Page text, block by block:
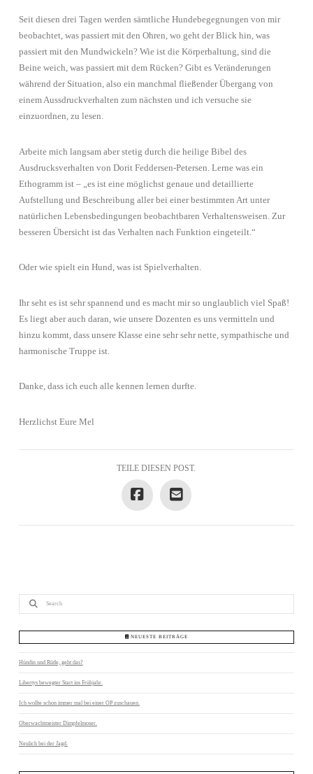
Seit diesen drei Tagen werden sämtliche Hundebegegnungen von mir
beobachtet, was passiert mit den Ohren, wo geht der Blick hin, was
passiert mit den Mundwickeln? Wie ist die Körperhaltung, sind die
Beine weich, was passiert mit dem Rücken? Gibt es Veränderungen
während der Situation, also ein manchmal fließender Übergang von
einem Aussdruckverhalten zum nächsten und ich versuche sie
einzuordnen, zu lesen.
Arbeite mich langsam aber stetig durch die heilige Bibel des
Ausdrucksverhalten von Dorit Feddersen-Petersen. Lerne was ein
Ethogramm ist – „es ist eine möglichst genaue und detaillierte
Aufstellung und Beschreibung aller bei einer bestimmten Art unter
natürlichen Lebensbedingungen beobachtbaren Verhaltensweisen. Zur
besseren Übersicht ist das Verhalten nach Funktion eingeteilt.“
Oder wie spielt ein Hund, was ist Spielverhalten.
Ihr seht es ist sehr spannend und es macht mir so unglaublich viel Spaß!
Es liegt aber auch daran, wie unsere Dozenten es uns vermitteln und
hinzu kommt, dass unsere Klasse eine sehr sehr nette, sympathische und
harmonische Truppe ist.
Danke, dass ich euch alle kennen lernen durfte.
Herzlichst Eure Mel
TEILE DIESEN POST.
Search
NEUESTE BEITRÄGE
Hündin und Rüde, geht das?
Libertys bewegter Start ins Frühjahr.
Ich wollte schon immer mal bei einer OP zuschauen.
Oberwachtmeister Dimpfelmoser.
Neulich bei der Jagd.